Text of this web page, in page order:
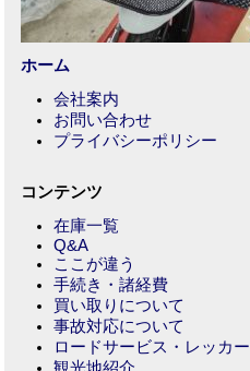
ホーム
会社案内
お問い合わせ
プライバシーポリシー
コンテンツ
在庫一覧
Q&A
ここが違う
手続き・諸経費
買い取りについて
事故対応について
ロードサービス・レッカー
観光地紹介